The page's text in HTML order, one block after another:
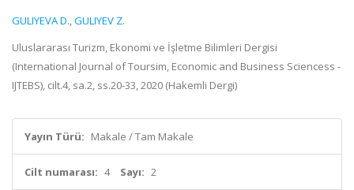
GULIYEVA D.,GULIYEV Z.
Uluslararası Turizm, Ekonomi ve İşletme Bilimleri Dergisi
(International Journal of Toursim, Economic and Business Sciencess -
IJTEBS), cilt.4, sa.2, ss.20-33, 2020 (Hakemli Dergi)
Yayın Türü: Makale / Tam Makale
Cilt numarası: 4 Sayı: 2